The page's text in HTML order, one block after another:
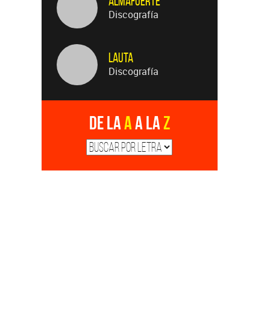
Discografía
Discografía
De la A a la Z